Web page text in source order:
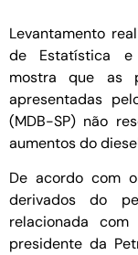
Levantamento
de Estatística e
mostra que as
apresentadas
(MDB-SP) não
aumentos do
De acordo com
derivados do
relacionada
presidente da